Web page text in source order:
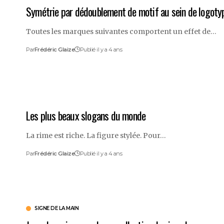
Symétrie par dédoublement de motif au sein de
Toutes les marques suivantes comportent un effet de…
ParFrédéric Glaize Publié il y a 4 ans
Les plus beaux slogans du monde
La rime est riche. La figure stylée. Pour…
ParFrédéric Glaize Publié il y a 4 ans
SIGNE DE LA MAIN